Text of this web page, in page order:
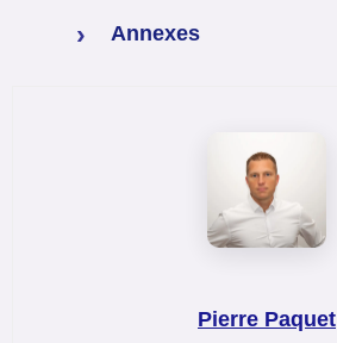
Annexes
Pierre Paquet